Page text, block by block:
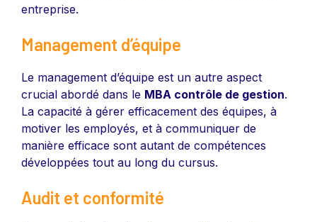
entreprise.
Management d’équipe
Le management d’équipe est un autre aspect
crucial abordé dans le MBA contrôle de gestion.
La capacité à gérer efficacement des équipes, à
motiver les employés, et à communiquer de
manière efficace sont autant de compétences
développées tout au long du cursus.
Audit et conformité